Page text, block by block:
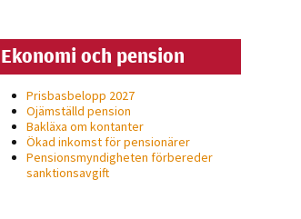
Ekonomi och pension
Prisbasbelopp 2027
Ojämställd pension
Bakläxa om kontanter
Ökad inkomst för pensionärer
Pensionsmyndigheten förbereder
sanktionsavgift